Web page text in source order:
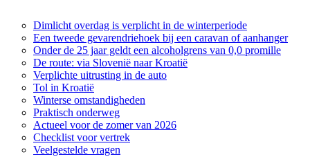
Dimlicht overdag is verplicht in de winterperiode
Een tweede gevarendriehoek bij een caravan of aanhanger
Onder de 25 jaar geldt een alcoholgrens van 0,0 promille
De route: via Slovenië naar Kroatië
Verplichte uitrusting in de auto
Tol in Kroatië
Winterse omstandigheden
Praktisch onderweg
Actueel voor de zomer van 2026
Checklist voor vertrek
Veelgestelde vragen